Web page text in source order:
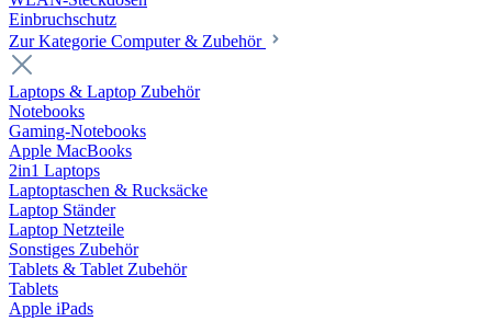
Einbruchschutz
Zur Kategorie Computer & Zubehör
Laptops & Laptop Zubehör
Notebooks
Gaming-Notebooks
Apple MacBooks
2in1 Laptops
Laptoptaschen & Rucksäcke
Laptop Ständer
Laptop Netzteile
Sonstiges Zubehör
Tablets & Tablet Zubehör
Tablets
Apple iPads